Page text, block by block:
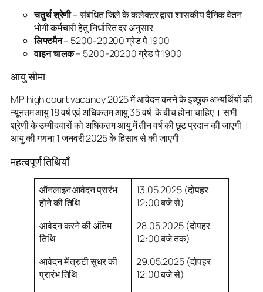
चतुर्थ श्रेणी– संबंधित जिले के कलेक्टर द्वारा शासकीय दैनिक वेतन
भोगी कर्मचारी हेतु निर्धारित दर अनुसार
लिफ्टमैन– 5200-20200 ग्रेड पे 1900
वाहन चालक– 5200-20200 ग्रेड पे 1900
आयु सीमा
MP high court vacancy 2025 में आवेदन करने के इच्छुक अभ्यर्थियों की
न्यूनतम आयु 18 वर्ष एवं अधिकतम आयु 35 वर्ष के बीच होना चाहिए । सभी
श्रेणी के उम्मीदवारों को अधिकतम आयु में तीन वर्ष की छूट प्रदान की जाएगी ।
आयु की गणना 1 जनवरी 2025 के हिसाब से की जाएगी।
महत्वपूर्ण तिथियाँ
ऑनलाइन आवेदन प्रारंभ
होने की तिथि
13.05.2025 (दोपहर
12:00 बजे से)
आवेदन करने की अंतिम
तिथि
28.05.2025 (दोपहर
12:00 बजे तक)
आवेदन में त्रुटी सुधर की
प्रारंभ तिथि
29.05.2025 (दोपहर
12:00 बजे से)